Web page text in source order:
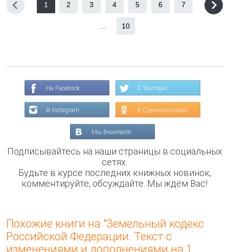
1 2 3 4 5 6 7
10
На Facebook В Твиттере
В Instagram В Одноклассниках
Мы Вконтакте
Подписывайтесь на наши страницы в социальных
сетях.
Будьте в курсе последних книжных новинок,
комментируйте, обсуждайте. Мы ждём Вас!
Похожие книги на "Земельный кодекс
Российской Федерации. Текст с
изменениями и дополнениями на 1